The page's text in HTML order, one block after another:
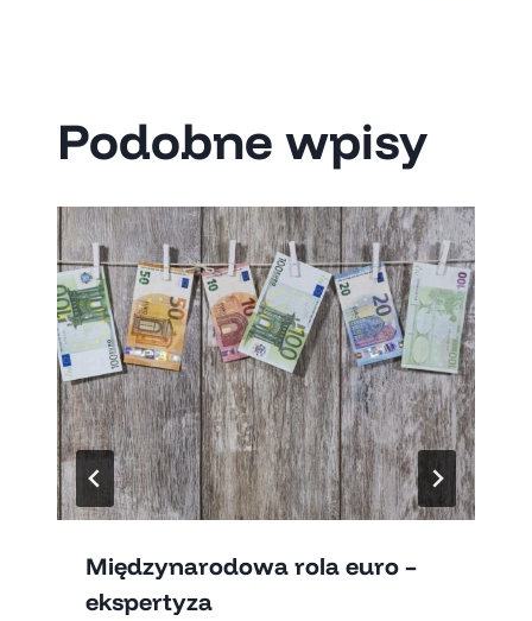
Podobne wpisy
Międzynarodowa rola euro –
ekspertyza